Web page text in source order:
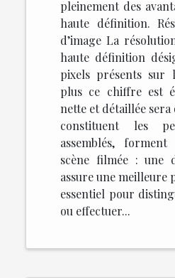
pleinement des
haute définition.
d’image La
haute définition
pixels présents sur
plus ce chiffre est
nette et détaillée sera
constituent les
assemblés,
scène filmée : une
assure une meilleure
essentiel pour
ou effectuer...